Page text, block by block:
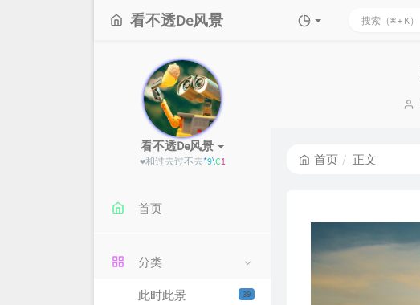
看不透De风景
看不透De风景
❤和过QU:61
首页
分类
39
此时此景
首页 正文